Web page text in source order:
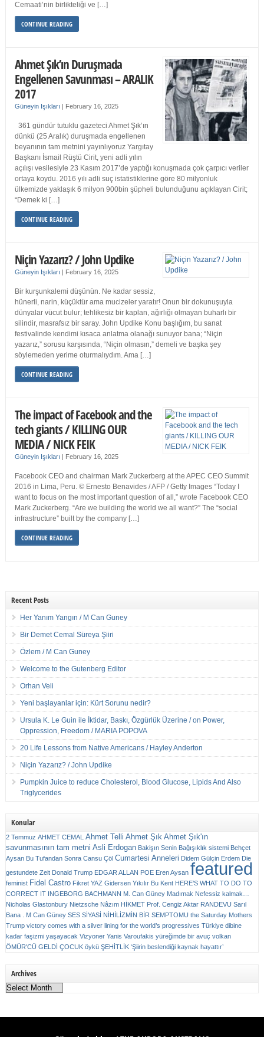
Cemaati’nin birlikteliği ve […]
CONTINUE READING
Ahmet Şık’ın Duruşmada
Engellenen Savunması – ARALIK
2017
Güneyin Işıkları | February 16, 2025
361 gündür tutuklu gazeteci Ahmet Şık’ın
dünkü (25 Aralık) duruşmada engellenen
beyanının tam metnini yayınlıyoruz Yargıtay
Başkanı İsmail Rüştü Cirit, yeni adli yılın
açılışı vesilesiyle 23 Kasım 2017’de yaptığı konuşmada çok çarpıcı veriler
ortaya koydu. 2016 yılı adli suç istatistiklerine göre 80 milyonluk
ülkemizde yaklaşık 6 milyon 900bin şüpheli bulunduğunu açıklayan Cirit;
“Demek ki […]
CONTINUE READING
Niçin Yazarız? / John Updike
Güneyin Işıkları | February 16, 2025
Bir kurşunkalemi düşünün. Ne kadar sessiz,
hünerli, narin, küçüktür ama mucizeler yaratır! Onun bir dokunuşuyla
dünyalar vücut bulur; tehlikesiz bir kaplan, ağırlığı olmayan buharlı bir
silindir, masrafsız bir saray. John Updike Konu başlığım, bu sanat
festivalinde kendimi kısaca anlatma olanağı sunuyor bana; “Niçin
yazarız,” sorusu karşısında, “Niçin olmasın,” demeli ve başka şey
söylemeden yerime oturmalıydım. Ama […]
CONTINUE READING
The impact of Facebook and the
tech giants / KILLING OUR
MEDIA / NICK FEIK
Güneyin Işıkları | February 16, 2025
Facebook CEO and chairman Mark Zuckerberg at the APEC CEO Summit
2016 in Lima, Peru. © Ernesto Benavides / AFP / Getty Images “Today I
want to focus on the most important question of all,” wrote Facebook CEO
Mark Zuckerberg. “Are we building the world we all want?” The “social
infrastructure” built by the company […]
CONTINUE READING
Recent Posts
Her Yanım Yangın / M Can Guney
Bir Demet Cemal Süreya Şiiri
Özlem / M Can Guney
Welcome to the Gutenberg Editor
Orhan Veli
Yeni başlayanlar için: Kürt Sorunu nedir?
Ursula K. Le Guin ile İktidar, Baskı, Özgürlük Üzerine / on Power,
Oppression, Freedom / MARIA POPOVA
20 Life Lessons from Native Americans / Hayley Anderton
Niçin Yazarız? / John Updike
Pumpkin Juice to reduce Cholesterol, Blood Glucose, Lipids And Also
Triglycerides
Konular
2 Temmuz AHMET CEMAL Ahmet Telli Ahmet Şık Ahmet Şık'ın
savunmasının tam metni Asli Erdogan Bakişın Senin Bağışıklık sistemi Behçet
Aysan Bu Tufandan Sonra Cansu Çöl Cumartesi Anneleri Didem Gülçin Erdem Die
gestundete Zeit Donald Trump EDGAR ALLAN POE Eren Aysan featured
feminist Fidel Castro Fikret YAZ Gidersen Yıkılır Bu Kent HERE’S WHAT TO DO TO
CORRECT IT INGEBORG BACHMANN M. Can Güney Madımak Nefessiz kalmak…
Nicholas Glastonbury Nietzsche Nâzım HİKMET Prof. Cengiz Aktar RANDEVU Sarıl
Bana . M Can Güney SES SİYASİ NİHİLİZMİN BİR SEMPTOMU the Saturday Mothers
Trump victory comes with a silver lining for the world’s progressives Türkiye dibine
kadar faşizmi yaşayacak Vizyoner Yanis Varoufakis yüreğimde bir avuç volkan
ÖMÜR'CÜ GELDİ ÇOCUK öykü ŞEHİTLİK ‘Şiirin beslendiği kaynak hayattır’
Archives
Archives